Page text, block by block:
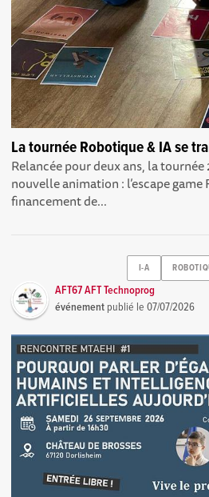
La tournée Robotique & IA se
Relancée pour deux ans, la
nouvelle animation : l’escape game
financement de...
I-A
AFT67 AFT Technoprog
événement publié le07/07/2026